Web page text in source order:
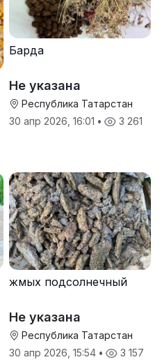
Барда
Не указана
Республика Татарстан
30 апр 2026, 16:01 • 3 261
жмых подсолнечный
Не указана
Республика Татарстан
30 апр 2026, 15:54 • 3 157